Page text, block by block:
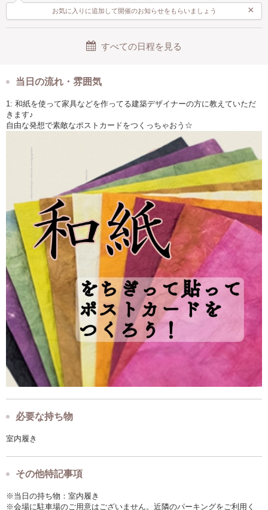
お気に入りに追加して開催のお知らせをもらいましょう ×
すべての日程を見る
当日の流れ・雰囲気
1: 和紙を使って家具などを作ってる建築デザイナーの方に教えていただ
きます♪
自由な発想で素敵なポストカードをつくっちゃおう☆
必要な持ち物
室内履き
その他特記事項
※当日の持ち物：室内履き
※会場に駐車場のご用意はございません。近隣のパーキングをご利用く